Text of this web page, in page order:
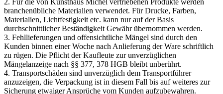
2. Für die von Kunsthaus Michel vertriebenen Produkte werden
branchenübliche Materialien verwendet. Für Drucke, Farben,
Materialien, Lichtfestigkeit etc. kann nur auf der Basis
durchschnittlicher Beständigkeit Gewähr übernommen werden.
3. Fehllieferungen und offensichtliche Mängel sind durch den
Kunden binnen einer Woche nach Anlieferung der Ware schriftlich
zu rügen. Die Pflicht der Kaufleute zur unverzüglichen
Mängelanzeige nach §§ 377, 378 HGB bleibt unberührt.
4. Transportschäden sind unverzüglich dem Transportführer
anzuzeigen, die Verpackung ist in diesem Fall bis auf weiteres zur
Sicherung etwaiger Ansprüche vom Kunden aufzubewahren.